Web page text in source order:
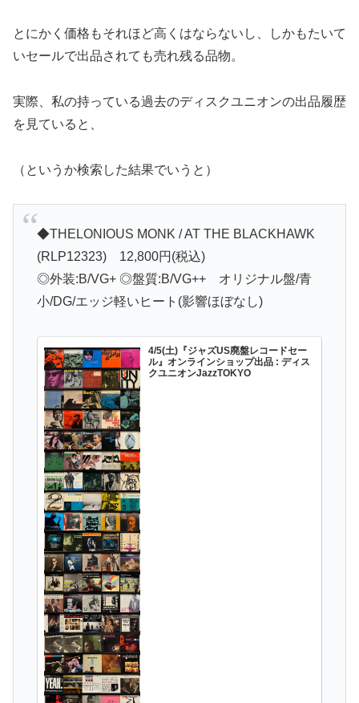
とにかく価格もそれほど高くはならないし、しかもたいて
いセールで出品されても売れ残る品物。
実際、私の持っている過去のディスクユニオンの出品履歴
を見ていると、
（というか検索した結果でいうと）
◆THELONIOUS MONK / AT THE BLACKHAWK
(RLP12323) 12,800円(税込)
◎外装:B/VG+ ◎盤質:B/VG++ オリジナル盤/青
小/DG/エッジ軽いヒート(影響ほぼなし)
4/5(土)『ジャズUS廃盤レコードセー
ル』オンラインショップ出品 : ディス
クユニオンJazzTOKYO